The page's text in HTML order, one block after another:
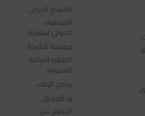
القسم الدولي
التصنيف
الدولي للشركة
حوكمة الشركة
التقارير المالية
السنوية
برامج الولاء
رد الجميل
التبليغ عن